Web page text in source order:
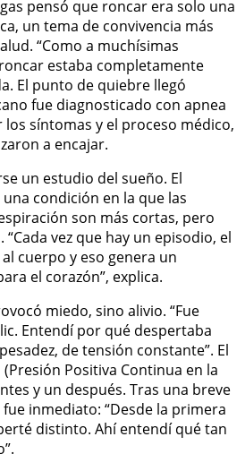
pensó que roncar era solo una
un tema de convivencia más
“Como a muchísimas
estaba completamente
El punto de quiebre llegó
fue diagnosticado con apnea
los síntomas y el proceso médico,
a encajar.
un estudio del sueño. El
condición en la que las
son más cortas, pero
vez que hay un episodio, el
cuerpo y eso genera un
el corazón”, explica.
miedo, sino alivio. “Fue
Entendí por qué despertaba
de tensión constante”. El
Positiva Continua en la
y un después. Tras una breve
inmediato: “Desde la primera
distinto. Ahí entendí qué tan